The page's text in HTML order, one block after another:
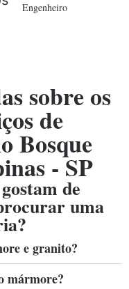
Engenheiro
sobre os
de
Bosque
- SP
de
uma
e granito?
mármore?